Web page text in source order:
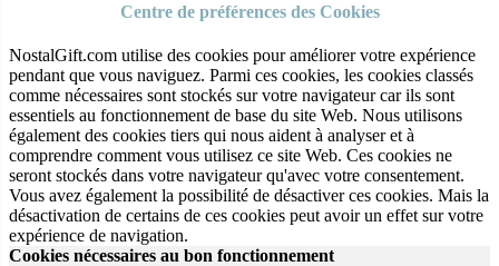
Centre de préférences des Cookies
NostalGift.com utilise des cookies pour améliorer votre expérience
pendant que vous naviguez. Parmi ces cookies, les cookies classés
comme nécessaires sont stockés sur votre navigateur car ils sont
essentiels au fonctionnement de base du site Web. Nous utilisons
également des cookies tiers qui nous aident à analyser et à
comprendre comment vous utilisez ce site Web. Ces cookies ne
seront stockés dans votre navigateur qu'avec votre consentement.
Vous avez également la possibilité de désactiver ces cookies. Mais la
désactivation de certains de ces cookies peut avoir un effet sur votre
expérience de navigation.
Cookies nécessaires au bon fonctionnement